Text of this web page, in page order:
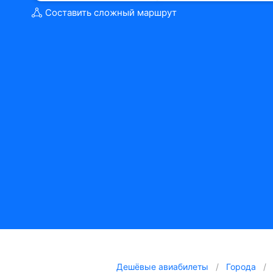
Составить сложный маршрут
Дешёвые авиабилеты Города